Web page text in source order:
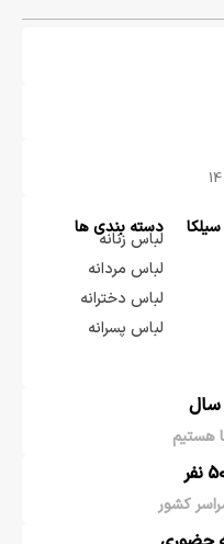
دسته بندی ها
لباس زنانه
لباس مردانه
لباس دخترانه
لباس پسرانه
هستیم
کشور